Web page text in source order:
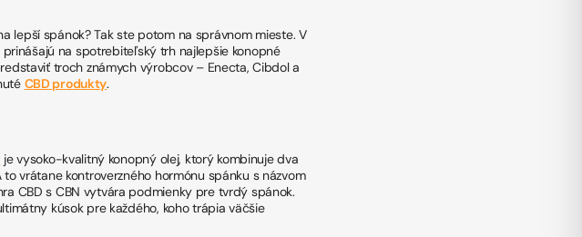
lepší spánok? Tak ste potom na správnom mieste. V
na spotrebiteľský trh najlepšie konopné
troch známych výrobcov – Enecta, Cibdol a
CBD produkty.
je vysoko-kvalitný konopný olej, ktorý kombinuje dva
vrátane kontroverzného hormónu spánku s názvom
CBD s CBN vytvára podmienky pre tvrdý spánok.
kúsok pre každého, koho trápia väčšie